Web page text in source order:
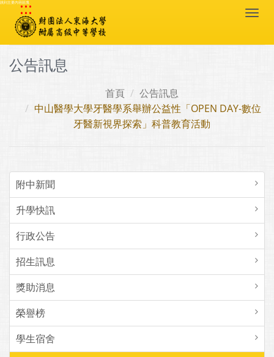
跳到主要內容區塊
:::
公告訊息
首頁
公告訊息
中山醫學大學牙醫學系舉辦公益性「OPEN DAY-數位
牙醫新視界探索」科普教育活動
附中新聞
升學快訊
行政公告
招生訊息
獎助消息
榮譽榜
學生宿舍